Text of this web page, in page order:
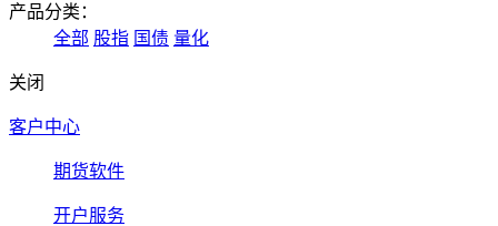
产品分类：
全部 股指 国债 量化
关闭
客户中心
期货软件
开户服务